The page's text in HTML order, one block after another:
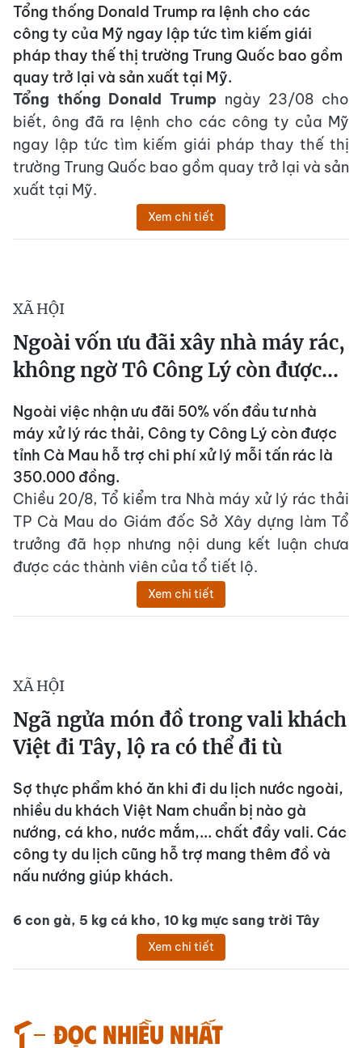
Tổng thống Donald Trump ra lệnh cho các
công ty của Mỹ ngay lập tức tìm kiếm giái
pháp thay thế thị trường Trung Quốc bao gồm
quay trở lại và sản xuất tại Mỹ.
Tổng thống Donald Trump ngày 23/08 cho
biết, ông đã ra lệnh cho các công ty của Mỹ
ngay lập tức tìm kiếm giái pháp thay thế thị
trường Trung Quốc bao gồm quay trở lại và sản
xuất tại Mỹ.
Xem chi tiết
XÃ HỘI
Ngoài vốn ưu đãi xây nhà máy rác,
không ngờ Tô Công Lý còn được...
Ngoài việc nhận ưu đãi 50% vốn đầu tư nhà
máy xử lý rác thải, Công ty Công Lý còn được
tỉnh Cà Mau hỗ trợ chi phí xử lý mỗi tấn rác là
350.000 đồng.
Chiều 20/8, Tổ kiểm tra Nhà máy xử lý rác thải
TP Cà Mau do Giám đốc Sở Xây dựng làm Tổ
trưởng đã họp nhưng nội dung kết luận chưa
được các thành viên của tổ tiết lộ.
Xem chi tiết
XÃ HỘI
Ngã ngửa món đồ trong vali khách
Việt đi Tây, lộ ra có thể đi tù
Sợ thực phẩm khó ăn khi đi du lịch nước ngoài,
nhiều du khách Việt Nam chuẩn bị nào gà
nướng, cá kho, nước mắm,... chất đầy vali. Các
công ty du lịch cũng hỗ trợ mang thêm đồ và
nấu nướng giúp khách.
6 con gà, 5 kg cá kho, 10 kg mực sang trời Tây
Xem chi tiết
Đọc nhiều nhất